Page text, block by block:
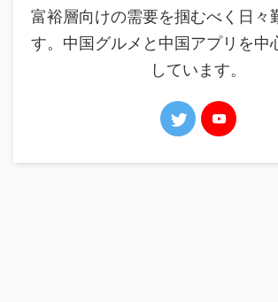
富裕層向けの需要を掴むべく日々
す。中国グルメと中国アプリを中
しています。